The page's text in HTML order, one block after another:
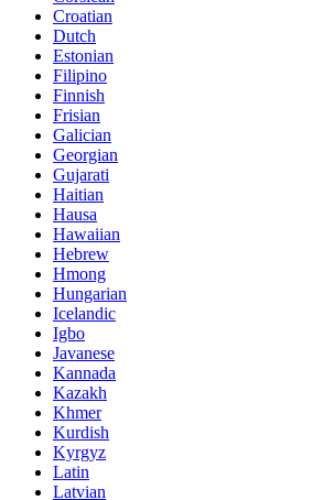
Croatian
Dutch
Estonian
Filipino
Finnish
Frisian
Galician
Georgian
Gujarati
Haitian
Hausa
Hawaiian
Hebrew
Hmong
Hungarian
Icelandic
Igbo
Javanese
Kannada
Kazakh
Khmer
Kurdish
Kyrgyz
Latin
Latvian